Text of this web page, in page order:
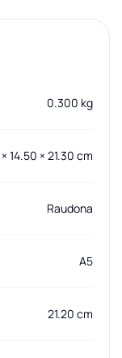
0.300 kg
14.50 × 21.30 cm
Raudona
A5
21.20 cm